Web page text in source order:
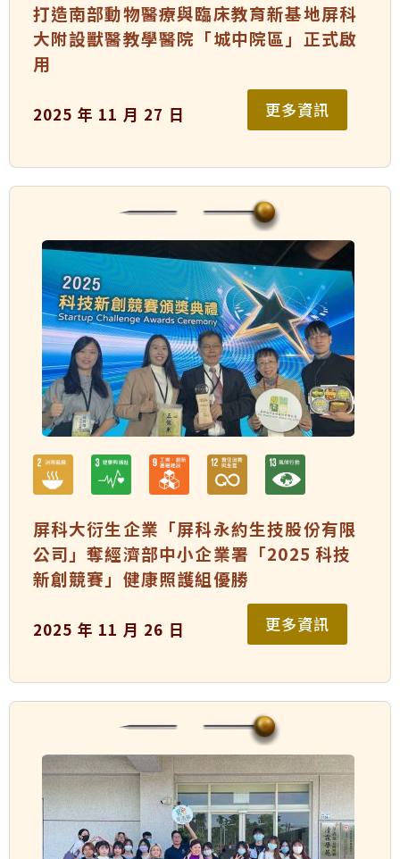
打造南部動物醫療與臨床教育新基地屏科
大附設獸醫教學醫院「城中院區」正式啟
用
2025 年 11 月 27 日 更多資訊
屏科大衍生企業「屏科永約生技股份有限
公司」奪經濟部中小企業署「2025 科技
新創競賽」健康照護組優勝
2025 年 11 月 26 日 更多資訊